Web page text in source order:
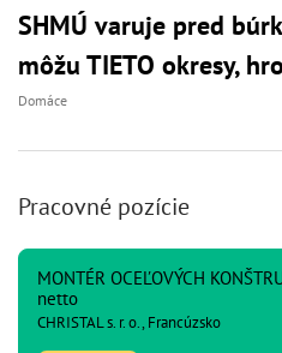
SHMÚ varuje pred
môžu TIETO okresy,
Domáce
Pracovné pozície
MONTÉR OCEĽOVÝCH
netto
CHRISTAL s. r. o., Francúzsko